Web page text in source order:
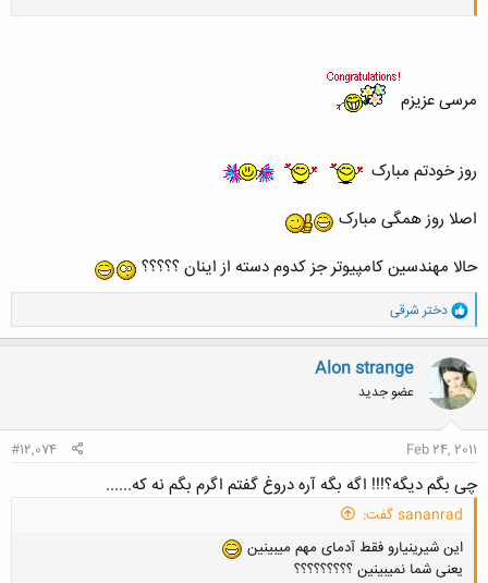
مرسی عزیزم
روز خودتم مبارک
اصلا روز همگی مبارک
حالا مهندسین کامپیوتر جز کدوم دسته از اینان ؟؟؟؟؟
و
ا
ک
ن
ش
ه
ا
دختر شرقی
Alon strange
عضو جدید
Feb 24, 2011
#12,074
چی بگم دیگه؟!!! اگه بگه آره دروغ گفتم اگرم بگم نه که......
sananrad گفت:
این شیرینیارو فقط آدمای مهم میبینین
یعنی شما نمیبینین ؟؟؟؟؟؟؟؟؟